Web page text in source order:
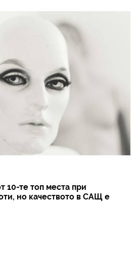
10-те топ места при
но качеството в САЩ е